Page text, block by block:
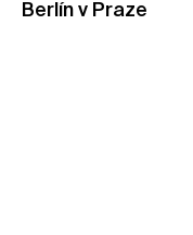
Berlín v Praze